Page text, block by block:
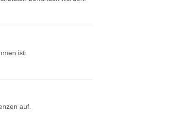
ist.
auf.